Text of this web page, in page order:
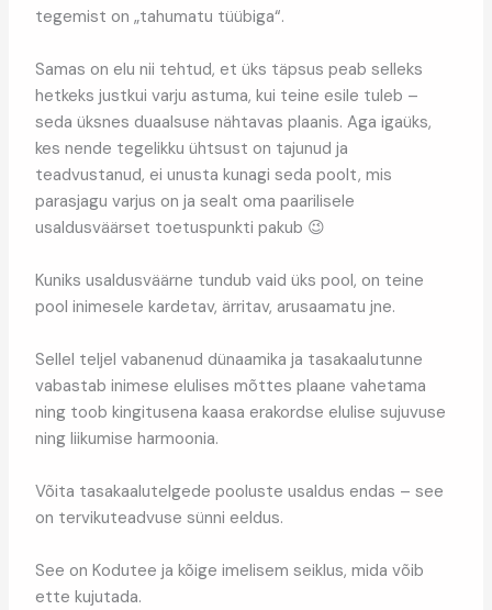
tegemist on „tahumatu tüübiga“.
Samas on elu nii tehtud, et üks täpsus peab selleks
hetkeks justkui varju astuma, kui teine esile tuleb –
seda üksnes duaalsuse nähtavas plaanis. Aga igaüks,
kes nende tegelikku ühtsust on tajunud ja
teadvustanud, ei unusta kunagi seda poolt, mis
parasjagu varjus on ja sealt oma paarilisele
usaldusväärset toetuspunkti pakub 😉
Kuniks usaldusväärne tundub vaid üks pool, on teine
pool inimesele kardetav, ärritav, arusaamatu jne.
Sellel teljel vabanenud dünaamika ja tasakaalutunne
vabastab inimese elulises mõttes plaane vahetama
ning toob kingitusena kaasa erakordse elulise sujuvuse
ning liikumise harmoonia.
Võita tasakaalutelgede pooluste usaldus endas – see
on tervikuteadvuse sünni eeldus.
See on Kodutee ja kõige imelisem seiklus, mida võib
ette kujutada.